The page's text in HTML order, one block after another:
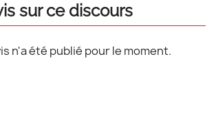
sur ce discours
n'a été publié pour le moment.